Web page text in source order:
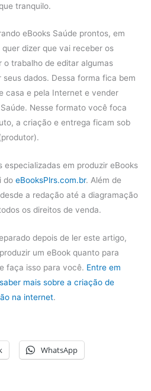
tranquilo.
eBooks Saúde prontos, em
dizer que vai receber os
o trabalho de editar algumas
dados. Dessa forma fica bem
casa e pela Internet e vender
Nesse formato você foca
a criação e entrega ficam sob
especializadas em produzir eBooks
do eBooksPlrs.com.br. Além de
a redação até a diagramação
os direitos de venda.
depois de ler este artigo,
um eBook quanto para
faça isso para você. Entre em
mais sobre a criação de
na internet.
WhatsApp